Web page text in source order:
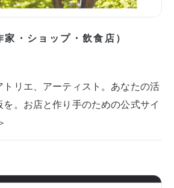
・ショップ・飲食店）
トリエ、アーティスト。あなたの活
。お店と作り手のための公式サイ